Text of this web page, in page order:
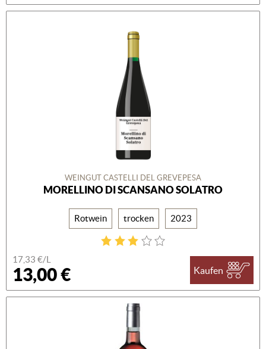
WEINGUT CASTELLI DEL GREVEPESA
MORELLINO DI SCANSANO SOLATRO
Rotwein trocken 2023
17,33 €/L
13,00 € Kaufen